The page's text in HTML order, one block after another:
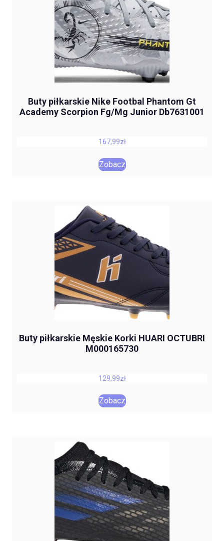
Buty piłkarskie Nike Footbal Phantom Gt
Academy Scorpion Fg/Mg Junior Db7631001
167,99zł
Zobacz
Buty piłkarskie Męskie Korki HUARI OCTUBRI
M000165730
129,99zł
Zobacz